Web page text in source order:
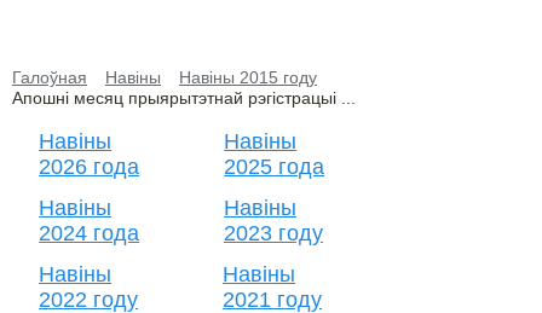
Галоўная Навіны
Навіны 2015 году
Апошні месяц прыярытэтнай рэгістрацыі ...
Навіны
2026 года
Навіны
2025 года
Навіны
2024 года
Навіны
2023 году
Навіны
2022 году
Навіны
2021 году